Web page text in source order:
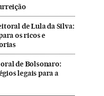
de Lula da Silva:
os ricos e
de Bolsonaro:
legais para a